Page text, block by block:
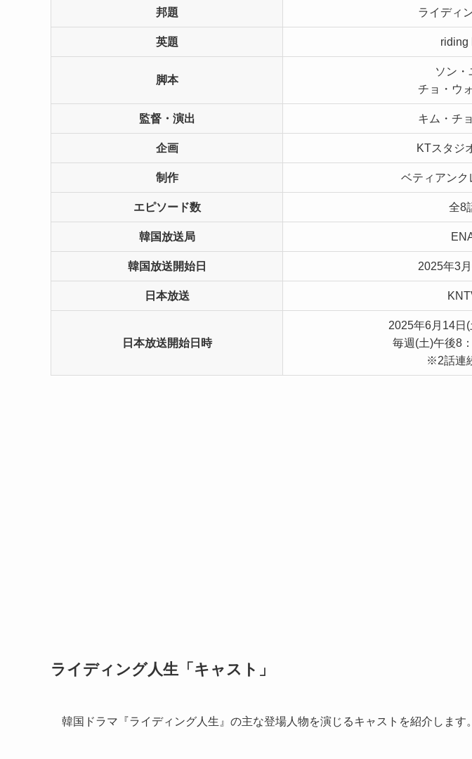
邦題 ライディ
英題 riding
脚本
ソン・
チョ・ウ
監督・演出 キム・チ
企画 KTスタジ
制作 ベティアンク
エピソード数 全8
韓国放送局
韓国放送開始日 2025年3
日本放送
日本放送開始日時
2025年6月14日
毎週(土)午後8
※2話連
ライディング人生「キャスト」
韓国ドラマ『ライディング人生』の主な登場人物を演じるキャストを紹介します。